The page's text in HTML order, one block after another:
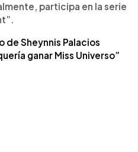
participa en la serie
de Sheynnis Palacios
ganar Miss Universo”